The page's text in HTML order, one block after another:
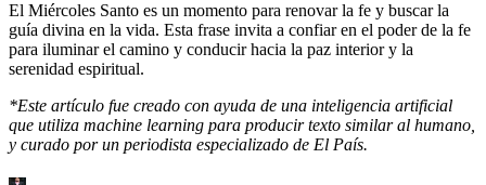
El Miércoles Santo es un momento para renovar la fe y buscar la
guía divina en la vida. Esta frase invita a confiar en el poder de la fe
para iluminar el camino y conducir hacia la paz interior y la
serenidad espiritual.
*Este artículo fue creado con ayuda de una inteligencia artificial
que utiliza machine learning para producir texto similar al humano,
y curado por un periodista especializado de El País.